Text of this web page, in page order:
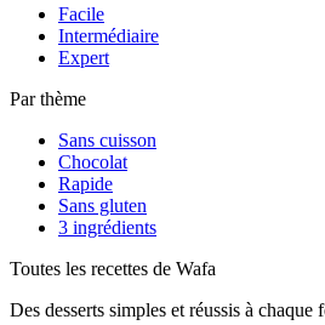
Facile
Intermédiaire
Expert
Par thème
Sans cuisson
Chocolat
Rapide
Sans gluten
3 ingrédients
Toutes les recettes de Wafa
Des desserts simples et réussis à chaque